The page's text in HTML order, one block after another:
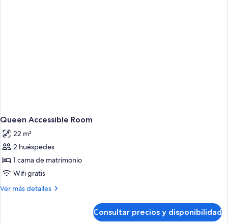
Queen Accessible Room
22 m²
2 huéspedes
1 cama de matrimonio
Wifi gratis
Ver más detalles
Más
Consultar precios y disponibilidad